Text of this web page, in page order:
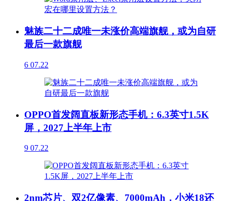
魅族二十二成唯一未涨价高端旗舰，或为自研
最后一款旗舰
6 07.22
OPPO首发阔直板新形态手机：6.3英寸1.5K
屏，2027上半年上市
9 07.22
2nm芯片、双2亿像素、7000mAh，小米18还